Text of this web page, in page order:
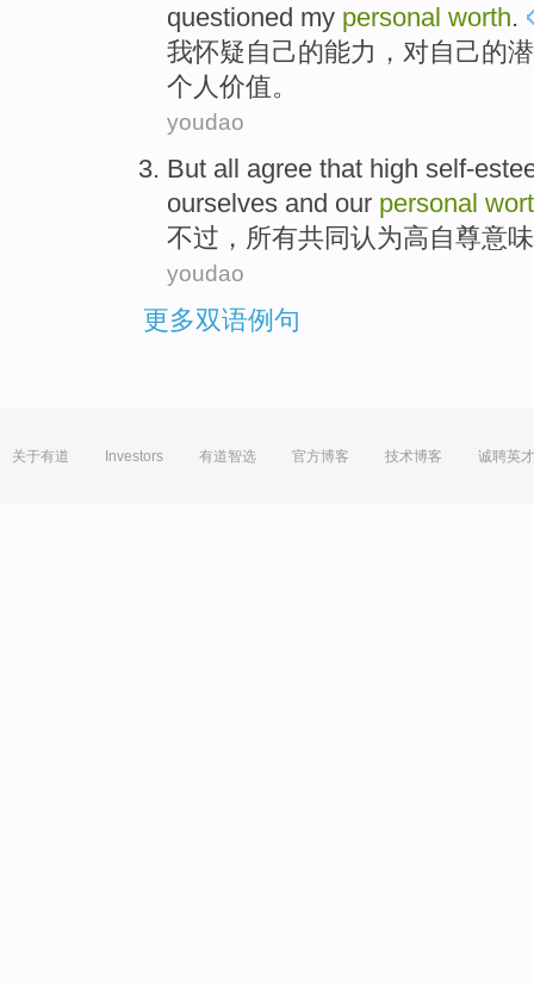
questioned my personal worth.
我怀疑 自己的能力 ， 对自己的
个人价值。
youdao
But all agree that high self-
ourselves and our personal
不过 ， 所有共同认为高自尊意
youdao
更多双语例句
关于有道 Investors 有道智选 官方博客 技术博客 诚聘英才